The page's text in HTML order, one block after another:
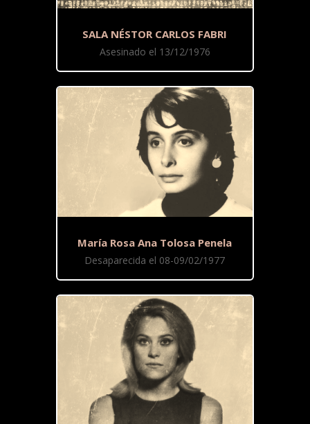
SALA NÉSTOR CARLOS FABRI
Asesinado el 13/12/1976
María Rosa Ana Tolosa Penela
Desaparecida el 08-09/02/1977